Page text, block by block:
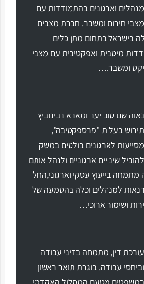
מנהלים וארגונים בהתמודדות עם
מצבי חירום ומשבר. חברת מצבים
בישראל בתחום מתן כלים
מיטבית ואפקטיבית עם מצבי
ומשבר.…
נאוה שם טוב יער ומארא רבינוביץ
תירוש בעלות "פרספקטיבה",
מסייעות לארגונים בולטים במשק
להוביל שינויים ארגוניים ולנהל אותם
בייעוץ עסקי וארגוני,החל
למנהלים וכלה בהטמעה של
ושימור ארוכי…
עורכת דין, מתמחה בדיני עבודה
וביחסי עבודה. בוגרת תואר ראשון
במשפטים מטעם המסלול האקדמי